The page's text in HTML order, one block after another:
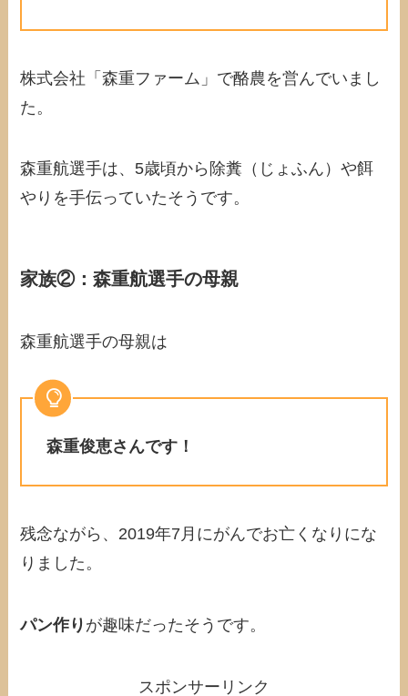
株式会社「森重ファーム」で酪農を営んでいまし
た。
森重航選手は、5歳頃から除糞（じょふん）や餌
やりを手伝っていたそうです。
家族②：森重航選手の母親
森重航選手の母親は
森重俊恵さんです！
残念ながら、2019年7月にがんでお亡くなりにな
りました。
パン作り が趣味だったそうです。
スポンサーリンク